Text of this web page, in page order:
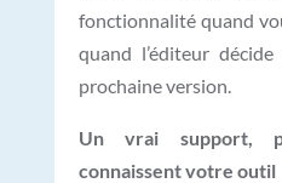
fonctionnalité quand
quand l’éditeur
prochaine version.
Un vrai support,
connaissent votre outil